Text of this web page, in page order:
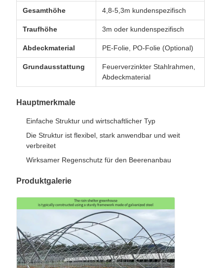
Gesamthöhe 4,8-5,3m kundenspezifisch
Traufhöhe 3m oder kundenspezifisch
Abdeckmaterial PE-Folie, PO-Folie (Optional)
Grundausstattung
Feuerverzinkter Stahlrahmen,
Abdeckmaterial
Hauptmerkmale
Einfache Struktur und wirtschaftlicher Typ
Die Struktur ist flexibel, stark anwendbar und weit
verbreitet
Wirksamer Regenschutz für den Beerenanbau
Produktgalerie